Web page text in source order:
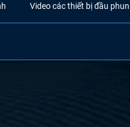
Video các thiết bị đầu phun